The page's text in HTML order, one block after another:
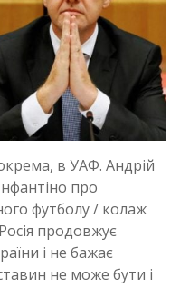
в УАФ. Андрій
про
футболу / колаж
продовжує
і не бажає
не може бути і